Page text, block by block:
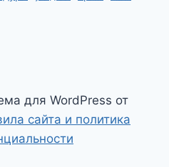
для WordPress от
сайта и политика